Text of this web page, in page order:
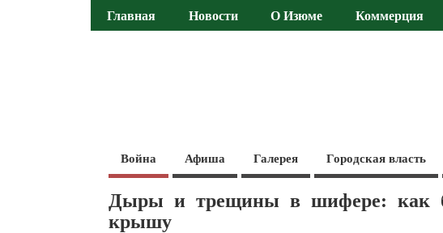
Главная Новости О Изюме Коммерция
Война Афиша Галерея Городская власть
Дыры и трещины в шифере: как
крышу